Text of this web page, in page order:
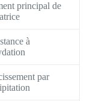
principal de
à
par